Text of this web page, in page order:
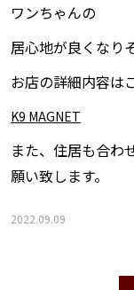
ワンちゃんの
居心地が良くなり
お店の詳細内容
K9 MAGNET
また、住居も合わ
願い致します。
2022.09.09